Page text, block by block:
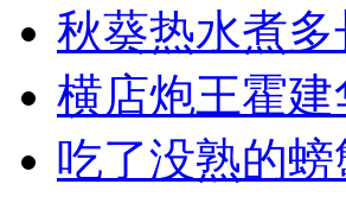
秋葵热水煮多
横店炮王霍
吃了没熟的